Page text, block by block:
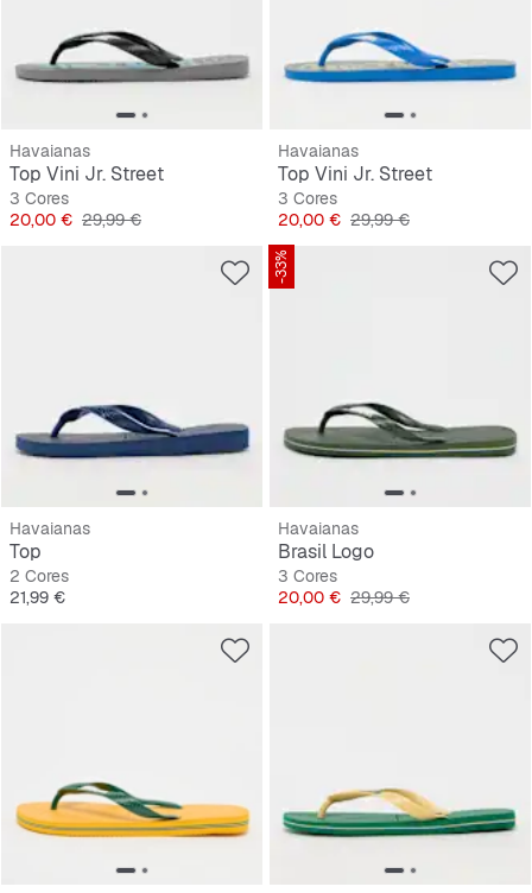
Havaianas
Top Vini Jr. Street
3 Cores
Preço
20,00 € Preço original
29,99 €
Havaianas
Top Vini Jr. Street
3 Cores
Preço
20,00 € Preço original
29,99 €
Havaianas
Top
2 Cores
Preço
21,99 €
-33%
Havaianas
Brasil Logo
3 Cores
Preço
20,00 € Preço original
29,99 €